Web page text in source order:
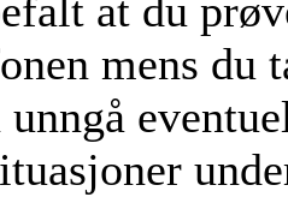
at du
mens du